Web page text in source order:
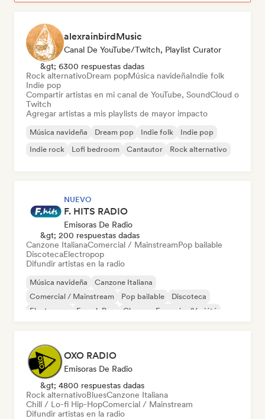
alexrainbirdMusic
Canal De YouTube/Twitch, Playlist Curator
&gt; 6300 respuestas dadas
Rock alternativoDream popMúsica navideñaIndie folk
Indie pop
Compartir artistas en mi canal de YouTube, SoundCloud o
Twitch
Agregar artistas a mis playlists de mayor impacto
Música navideña Dream pop Indie folk
Indie pop
Indie rock
Lofi bedroom Cantautor Rock alternativo
NUEVO
F. HITS RADIO
Emisoras De Radio
&gt; 200 respuestas dadas
Canzone ItalianaComercial / MainstreamPop bailable
DiscotecaElectropop
Difundir artistas en la radio
Música navideña
Canzone Italiana
Comercial / Mainstream
Pop bailable
Discoteca
Electropop
French Pop Chanson Française/Variété
OXO RADIO
Emisoras De Radio
&gt; 4800 respuestas dadas
Rock alternativoBluesCanzone Italiana
Chill / Lo-fi Hip-HopComercial / Mainstream
Difundir artistas en la radio